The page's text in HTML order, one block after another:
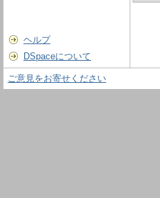
ヘルプ
DSpaceについて
ご意見をお寄せください